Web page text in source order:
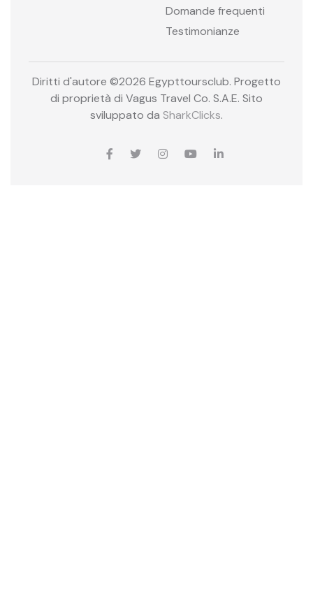
Domande frequenti
Testimonianze
Diritti d'autore ©2026 Egypttoursclub. Progetto
di proprietà di Vagus Travel Co. S.A.E. Sito
sviluppato da SharkClicks.